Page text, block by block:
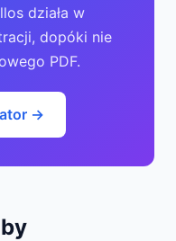
działa w
dopóki nie
PDF.
→